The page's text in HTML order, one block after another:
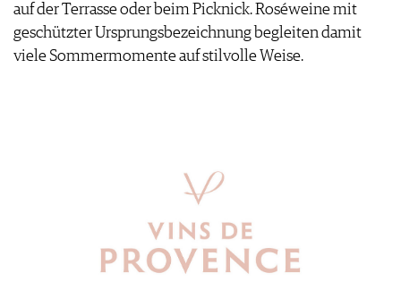
auf der Terrasse oder beim Picknick. Roséweine mit
geschützter Ursprungsbezeichnung begleiten damit
viele Sommermomente auf stilvolle Weise.